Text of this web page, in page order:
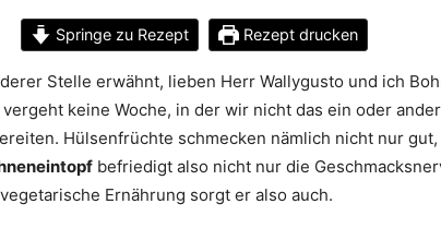
Springe zu Rezept Rezept drucken
Stelle erwähnt, lieben Herr Wallygusto und ich
keine Woche, in der wir nicht das ein oder
Hülsenfrüchte schmecken nämlich nicht nur
befriedigt also nicht nur die
Ernährung sorgt er also auch.